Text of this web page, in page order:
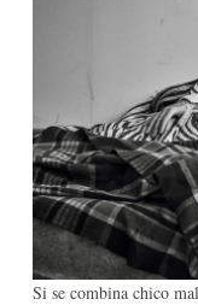
Si se combina chico